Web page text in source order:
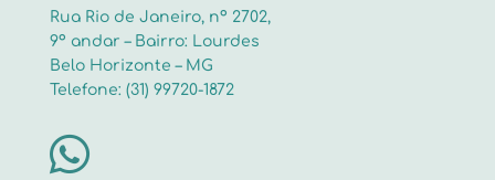
Rua Rio de Janeiro, nº 2702,
9º andar – Bairro: Lourdes
Belo Horizonte – MG
Telefone: (31) 99720-1872
